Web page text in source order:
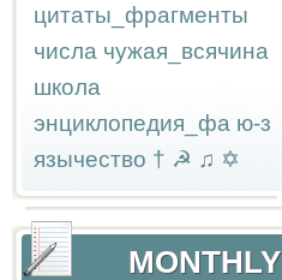
цитаты_фрагменты
числа чужая_всячина
школа
энциклопедия_фа ю-з
язычество † ☭ ♫ ✡
MONTHLY